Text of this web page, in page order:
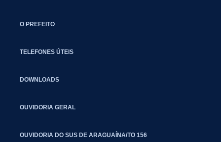
O PREFEITO
TELEFONES ÚTEIS
DOWNLOADS
OUVIDORIA GERAL
OUVIDORIA DO SUS DE ARAGUAÍNA/TO 156